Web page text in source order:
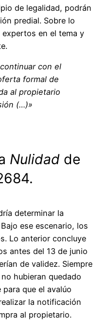
de legalidad, podrán
predial. Sobre lo
en el tema y
con el
formal de
al propietario
(…)»
Nulidad de
determinar la
ese escenario, los
Lo anterior concluye
antes del 13 de junio
de validez. Siempre
hubieran quedado
para que el avalúo
la notificación
al propietario.